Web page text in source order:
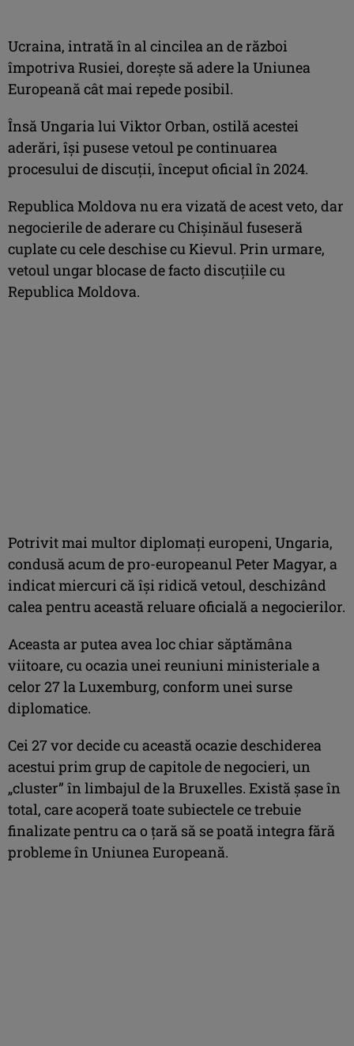
Ucraina, intrată în al cincilea an de război
împotriva Rusiei, doreşte să adere la Uniunea
Europeană cât mai repede posibil.
Însă Ungaria lui Viktor Orban, ostilă acestei
aderări, îşi pusese vetoul pe continuarea
procesului de discuţii, început oficial în 2024.
Republica Moldova nu era vizată de acest veto, dar
negocierile de aderare cu Chişinăul fuseseră
cuplate cu cele deschise cu Kievul. Prin urmare,
vetoul ungar blocase de facto discuţiile cu
Republica Moldova.
Potrivit mai multor diplomaţi europeni, Ungaria,
condusă acum de pro-europeanul Peter Magyar, a
indicat miercuri că îşi ridică vetoul, deschizând
calea pentru această reluare oficială a negocierilor.
Aceasta ar putea avea loc chiar săptămâna
viitoare, cu ocazia unei reuniuni ministeriale a
celor 27 la Luxemburg, conform unei surse
diplomatice.
Cei 27 vor decide cu această ocazie deschiderea
acestui prim grup de capitole de negocieri, un
„cluster” în limbajul de la Bruxelles. Există şase în
total, care acoperă toate subiectele ce trebuie
finalizate pentru ca o ţară să se poată integra fără
probleme în Uniunea Europeană.